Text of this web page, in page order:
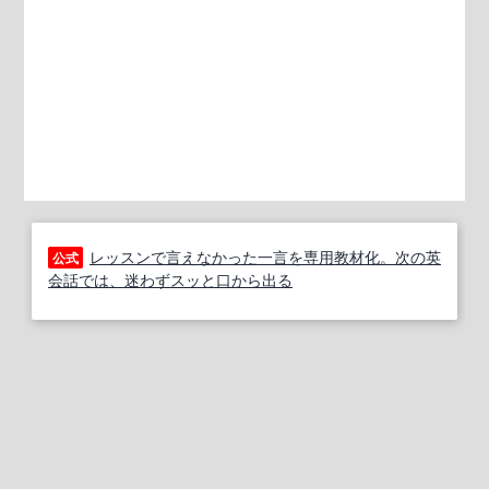
公式
レッスンで言えなかった一言を専用教材化。次の英
会話では、迷わずスッと口から出る